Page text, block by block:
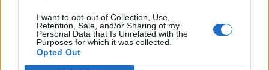
I want to opt-out of Collection, Use,
Retention, Sale, and/or Sharing of my
Personal Data that Is Unrelated with the
Purposes for which it was collected.
Opted Out
Populaires
Médicament retiré en urgence pour risques graves et données falsifiées